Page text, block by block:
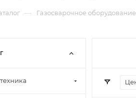
— Газосварочное оборудование